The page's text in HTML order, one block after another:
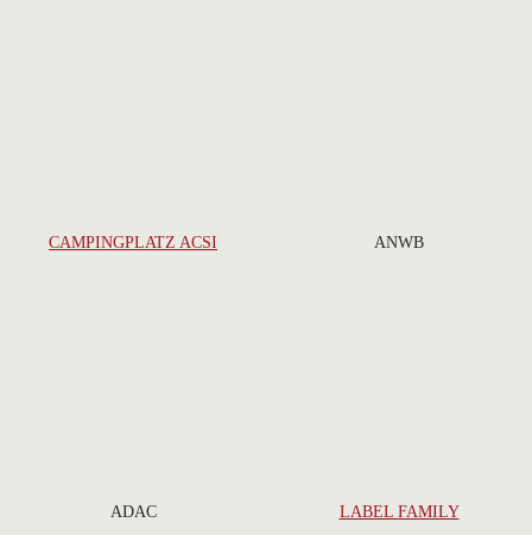
CAMPINGPLATZ ACSI ANWB
ADAC LABEL FAMILY